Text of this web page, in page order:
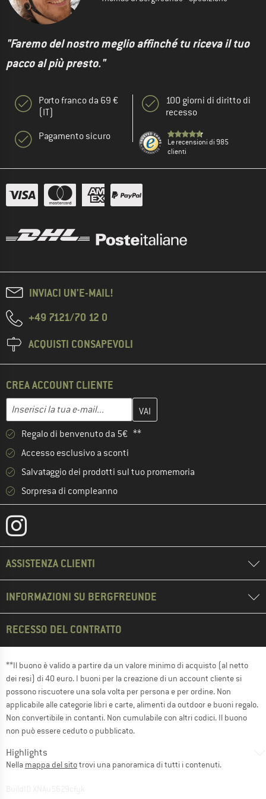
"Faremo del nostro meglio affinché tu riceva il tuo
pacco al più presto."
Porto franco da 69 €
(IT)
Pagamento sicuro
100 giorni di diritto di
recesso
Le recensioni di 985
clienti
INVIACI UN'E-MAIL!
+49 7121/70 12 0
ACQUISTI CONSAPEVOLI
CREA ACCOUNT CLIENTE
Indirizzo e-mail
Inserisci qui il tuo indirizzo e-mail e crea il tuo account cliente
Regalo di benvenuto da 5€ **
Accesso esclusivo a sconti
Salvataggio dei prodotti sul tuo promemoria
Sorpresa di compleanno
ASSISTENZA CLIENTI
INFORMAZIONI SU BERGFREUNDE
RECESSO DEL CONTRATTO
**Il buono è valido a partire da un valore minimo di acquisto (al netto
dei resi) di 40 euro. I buoni per la creazione di un account cliente si
possono riscuotere una sola volta per persona e per ordine. Non
applicabile alle categorie libri e carte, alimenti da outdoor e buoni regalo.
Non convertibile in contanti. Non cumulabile con altri codici. Il buono
non può essere ceduto o pubblicato.
Highlights
Nella mappa del sitotrovi una panoramica di tutti i contenuti.